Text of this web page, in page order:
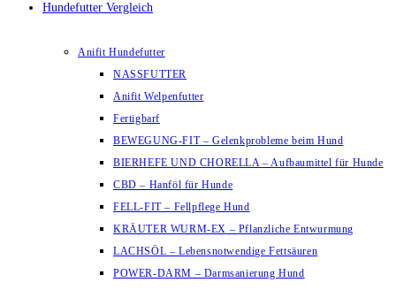
Hundefutter Vergleich
Anifit Hundefutter
NASSFUTTER
Anifit Welpenfutter
Fertigbarf
BEWEGUNG-FIT – Gelenkprobleme beim Hund
BIERHEFE UND CHORELLA – Aufbaumittel für Hunde
CBD – Hanföl für Hunde
FELL-FIT – Fellpflege Hund
KRÄUTER WURM-EX – Pflanzliche Entwurmung
LACHSÖL – Lebensnotwendige Fettsäuren
POWER-DARM – Darmsanierung Hund